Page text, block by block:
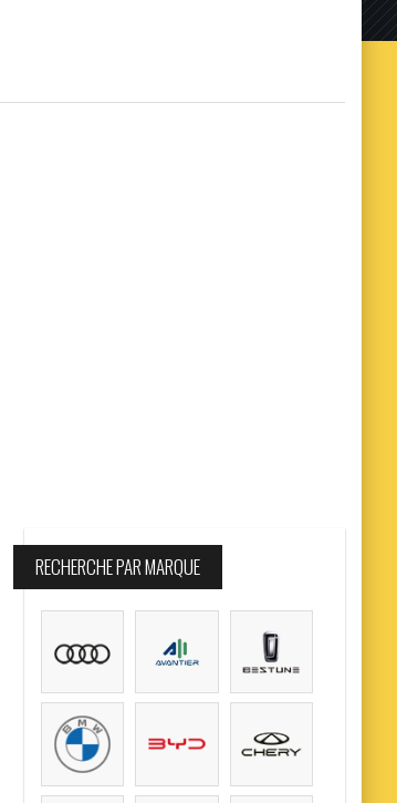
RECHERCHE PAR MARQUE